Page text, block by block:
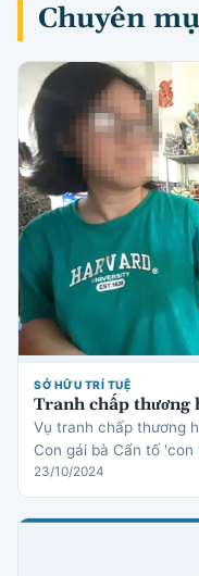
Chuyên
SỞ HỮU TRÍ TUỆ
Tranh chấp thương
Vụ tranh chấp thương
Con gái bà Cẩn tố 'con
23/10/2024